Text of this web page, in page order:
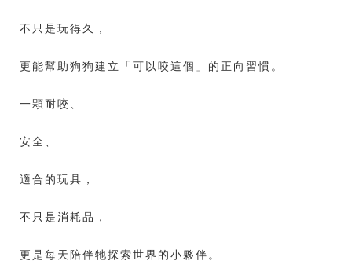
不只是玩得久，
更能幫助狗狗建立「可以咬這個」的正向習慣。
一顆耐咬、
安全、
適合的玩具，
不只是消耗品，
更是每天陪伴牠探索世界的小夥伴。